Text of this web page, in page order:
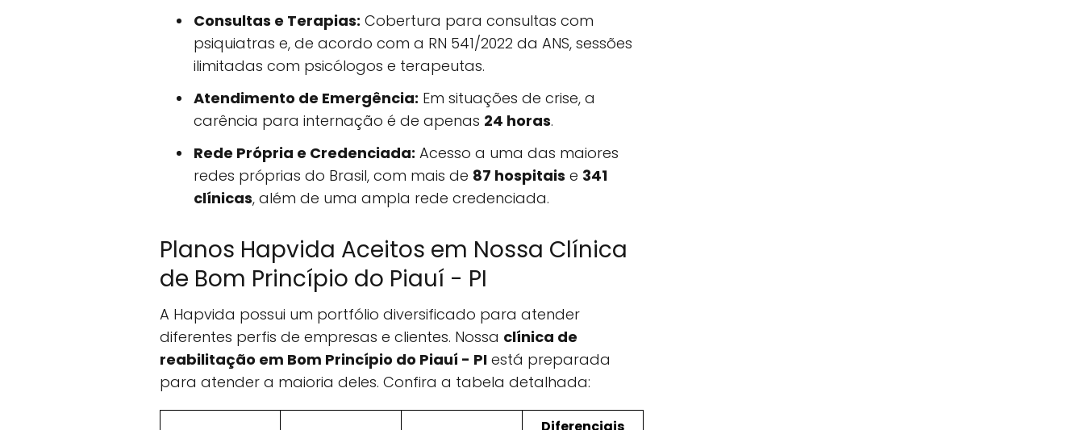
Consultas e Terapias: Cobertura para consultas com
psiquiatras e, de acordo com a RN 541/2022 da ANS, sessões
ilimitadas com psicólogos e terapeutas.
Atendimento de Emergência: Em situações de crise, a
carência para internação é de apenas 24 horas.
Rede Própria e Credenciada: Acesso a uma das maiores
redes próprias do Brasil, com mais de 87 hospitais e 341
clínicas, além de uma ampla rede credenciada.
Planos Hapvida Aceitos em Nossa Clínica
de Bom Princípio do Piauí - PI
A Hapvida possui um portfólio diversificado para atender
diferentes perfis de empresas e clientes. Nossa clínica de
reabilitação em Bom Princípio do Piauí - PI está preparada
para atender a maioria deles. Confira a tabela detalhada: